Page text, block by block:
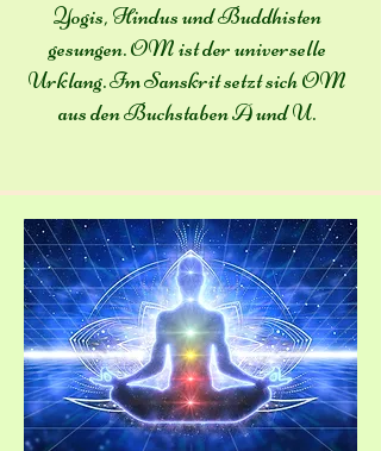
Yogis, Hindus und Buddhisten
gesungen. OM ist der universelle
Urklang. Im Sanskrit setzt sich OM
aus den Buchstaben A und U.